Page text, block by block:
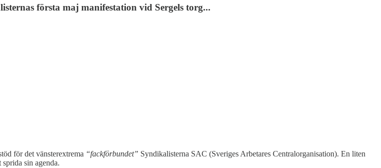
första maj manifestation vid Sergels torg...
för det vänsterextrema “fackförbundet” Syndikalisterna SAC (Sveriges Arbetares Centralorganisation). En liten
sin agenda.